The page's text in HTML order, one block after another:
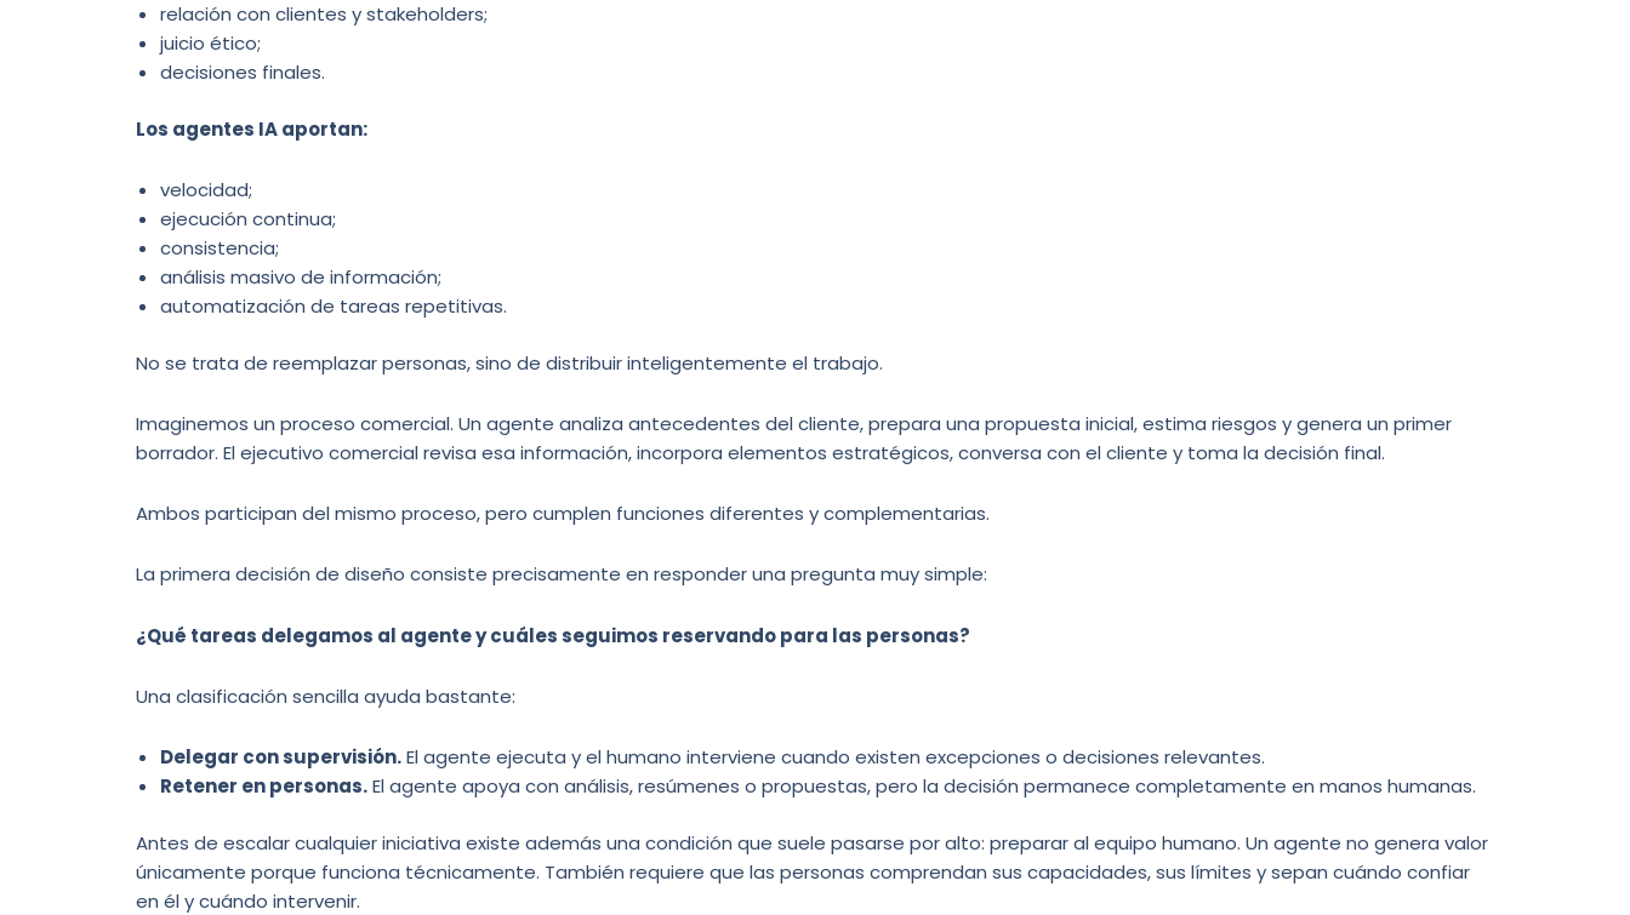
relación con clientes y stakeholders;
juicio ético;
decisiones finales.
Los agentes IA aportan:
velocidad;
ejecución continua;
consistencia;
análisis masivo de información;
automatización de tareas repetitivas.
No se trata de reemplazar personas, sino de distribuir inteligentemente el trabajo.
Imaginemos un proceso comercial. Un agente analiza antecedentes del cliente, prepara una propuesta inicial, estima riesgos y genera un primer
borrador. El ejecutivo comercial revisa esa información, incorpora elementos estratégicos, conversa con el cliente y toma la decisión final.
Ambos participan del mismo proceso, pero cumplen funciones diferentes y complementarias.
La primera decisión de diseño consiste precisamente en responder una pregunta muy simple:
¿Qué tareas delegamos al agente y cuáles seguimos reservando para las personas?
Una clasificación sencilla ayuda bastante:
Delegar con supervisión.El agente ejecuta y el humano interviene cuando existen excepciones o decisiones relevantes.
Retener en personas.El agente apoya con análisis, resúmenes o propuestas, pero la decisión permanece completamente en manos humanas.
Antes de escalar cualquier iniciativa existe además una condición que suele pasarse por alto: preparar al equipo humano. Un agente no genera valor
únicamente porque funciona técnicamente. También requiere que las personas comprendan sus capacidades, sus límites y sepan cuándo confiar
en él y cuándo intervenir.